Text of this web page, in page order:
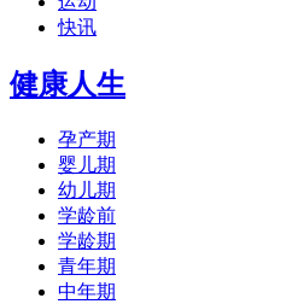
快讯
健康人生
孕产期
婴儿期
幼儿期
学龄前
学龄期
青年期
中年期